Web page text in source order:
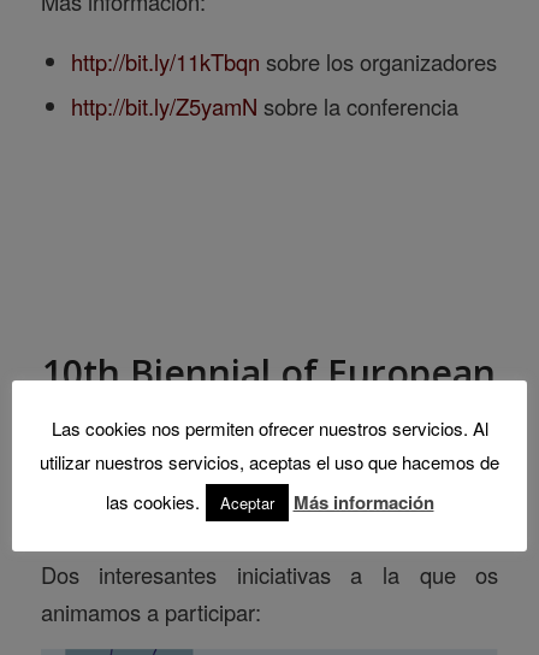
http://bit.ly/11kTbqn sobre los organizadores
http://bit.ly/Z5yamN sobre la conferencia
10th Biennial of European
Towns and Town Planners
17 abril, 2013 / 0 Comments / inBlog / byAdministrador
IUU
Dos interesantes iniciativas a la que os
animamos a participar:
Las cookies nos permiten ofrecer nuestros servicios. Al
utilizar nuestros servicios, aceptas el uso que hacemos de
las cookies.
Aceptar Más información